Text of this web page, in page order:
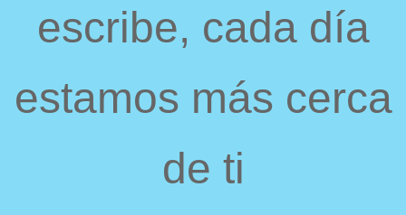
escribe, cada día
estamos más cerca
de ti